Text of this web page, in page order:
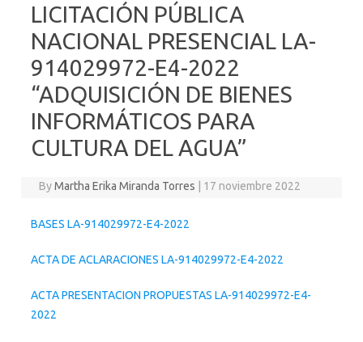
LICITACIÓN PÚBLICA
NACIONAL PRESENCIAL LA-
914029972-E4-2022
“ADQUISICIÓN DE BIENES
INFORMÁTICOS PARA
CULTURA DEL AGUA”
ByMartha Erika Miranda Torres 17 noviembre 2022
BASES LA-914029972-E4-2022
ACTA DE ACLARACIONES LA-914029972-E4-2022
ACTA PRESENTACION PROPUESTAS LA-914029972-E4-
2022